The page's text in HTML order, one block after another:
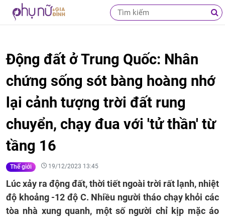
Động đất ở Trung Quốc: Nhân
chứng sống sót bàng hoàng nhớ
lại cảnh tượng trời đất rung
chuyển, chạy đua với 'tử thần' từ
tầng 16
Thế giới 19/12/2023 13:45
Lúc xảy ra động đất, thời tiết ngoài trời rất lạnh, nhiệt
độ khoảng -12 độ C. Nhiều người tháo chạy khỏi các
tòa nhà xung quanh, một số người chỉ kịp mặc áo